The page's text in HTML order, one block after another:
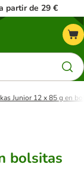
partir de 29 €
Junior 12 x 85 g en
bolsitas